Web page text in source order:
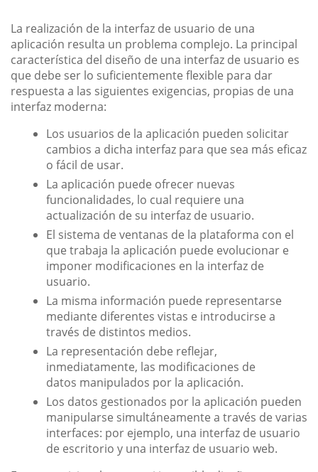
La realización de la interfaz de usuario de una
aplicación resulta un problema complejo. La principal
característica del diseño de una interfaz de usuario es
que debe ser lo suficientemente flexible para dar
respuesta a las siguientes exigencias, propias de una
interfaz moderna:
Los usuarios de la aplicación pueden solicitar
cambios a dicha interfaz para que sea más eficaz
o fácil de usar.
La aplicación puede ofrecer nuevas
funcionalidades, lo cual requiere una
actualización de su interfaz de usuario.
El sistema de ventanas de la plataforma con el
que trabaja la aplicación puede evolucionar e
imponer modificaciones en la interfaz de
usuario.
La misma información puede representarse
mediante diferentes vistas e introducirse a
través de distintos medios.
La representación debe reflejar,
inmediatamente, las modificaciones de
datos manipulados por la aplicación.
Los datos gestionados por la aplicación pueden
manipularse simultáneamente a través de varias
interfaces: por ejemplo, una interfaz de usuario
de escritorio y una interfaz de usuario web.